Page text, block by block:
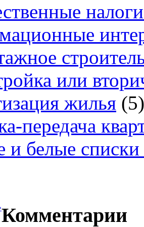
или
жилья (5)
передача
и белые
Комментарии